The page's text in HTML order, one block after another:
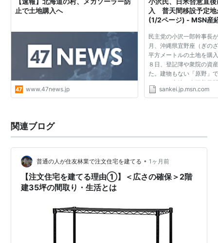
止で土地購入へ
www.47news.jp
入 普天間移設予定
(1/2ページ) - MSN産
民主党の小沢一郎幹事長
月、沖縄県宜野座（ぎの
平方メートルの土地を購
８日、登記簿や衆院の資
た。建物もない「原野」
いない。土地は米軍普天
地に近く、購入直前に移
sankei.jp.msn.com
関連ブログ
普通の人が住友林業で注文住宅を建てる • 1ヶ月前
【注文住宅を建てる理由①】＜広さの確保＞2階
建35坪の間取り・生活とは